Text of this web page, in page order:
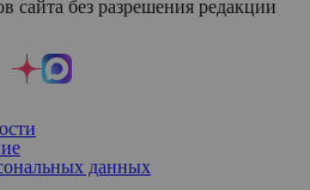
сайта без разрешения редакции
данных